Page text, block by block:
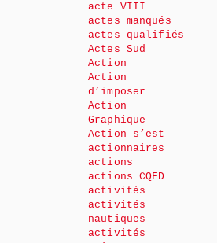
acte VIII
actes manqués
actes qualifiés
Actes Sud
Action
Action
d’imposer
Action
Graphique
Action s’est
actionnaires
actions
actions CQFD
activités
activités
nautiques
activités